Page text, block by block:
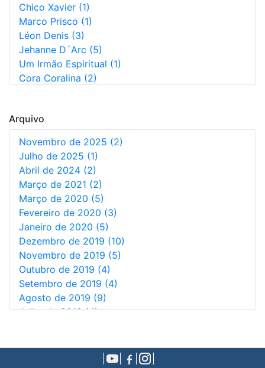
Chico Xavier (1)
Marco Prisco (1)
Léon Denis (3)
Jehanne D´Arc (5)
Um Irmão Espiritual (1)
Cora Coralina (2)
Arquivo
Novembro de 2025 (2)
Julho de 2025 (1)
Abril de 2024 (2)
Março de 2021 (2)
Março de 2020 (5)
Fevereiro de 2020 (3)
Janeiro de 2020 (5)
Dezembro de 2019 (10)
Novembro de 2019 (5)
Outubro de 2019 (4)
Setembro de 2019 (4)
Agosto de 2019 (9)
Julho de 2019 (4)